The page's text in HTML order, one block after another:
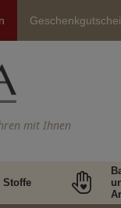
mit Ihnen
Stoffe